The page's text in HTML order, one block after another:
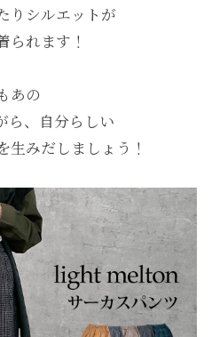
りシルエットが
られます！
あの
ら、自分らしい
生みだしましょう！